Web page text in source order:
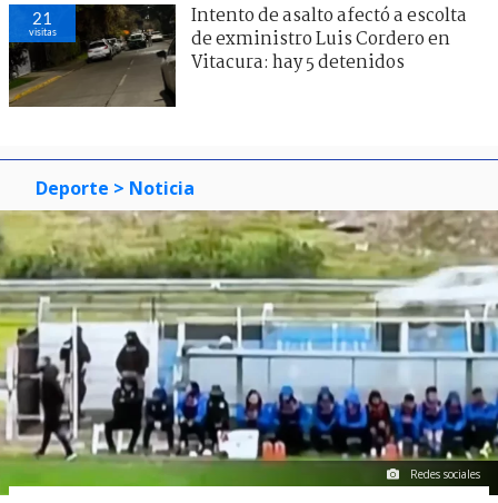
21
visitas
Intento de asalto afectó a escolta
de exministro Luis Cordero en
Vitacura: hay 5 detenidos
Deporte > Noticia
Redes sociales